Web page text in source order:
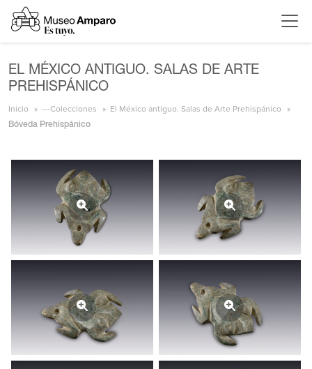
EL MÉXICO ANTIGUO. SALAS DE ARTE
PREHISPÁNICO
Inicio ---Colecciones El México antiguo. Salas de Arte Prehispánico
Bóveda Prehispánico